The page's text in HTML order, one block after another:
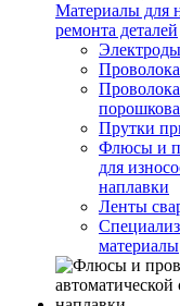
Материалы для
ремонта деталей
Проволока
Прутки
Флюсы и
для
наплавки
Ленты
материалы